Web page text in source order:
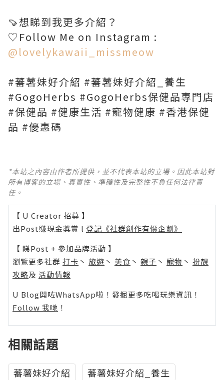
🍠想睇到我更多介紹？
♡Follow Me on Instagram :
@lovelykawaii_missmeow
#蕃薯妹好介紹 #蕃薯妹好介紹_養生
#GogoHerbs #GogoHerbs保健品專門店
#保健品 #健康生活 #寵物健康 #香港保健
品 #優惠碼
*本站之內容由作者所提供，並不代表本站的立場。因此本站對
所有博客的立場、真實性、準確性及完整性不負任何法律責
任。
【 U Creator 招募 】
出Post賺現金獎賞 l 登記《社群創作有價企劃》
【 睇Post + 參加品牌活動 】
瀏覽更多社群 打卡 丶 旅遊 丶 美食 丶 親子 丶 寵物 丶 扮靚
攻略及 活動情報
U Blog開咗WhatsApp啦！發掘更多吃喝玩樂資訊！
Follow 我哋 ！
相關話題
蕃薯妹好介紹 蕃薯妹好介紹_養生